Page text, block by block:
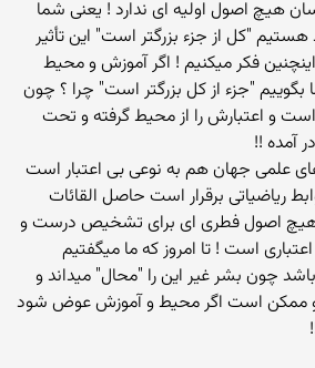
هیچ اصول اولیه ای ندارد ! یعنی شما
هستیم "کل از جزء بزرگتر است" این تأثیر
فکر میکنیم ! اگر آموزش و محیط
"جزء از کل بزرگتر است" چرا ؟ چون
و اعتبارش را از محیط گرفته و تحت
آمده !!
علمی جهان هم به نوعی بی اعتبار است
ریاضیاتی برقرار است حاصل القائات
اصول فطری ای برای تشخیص درست و
است ! تا امروز که ما میگفتیم
باشد چون بشر غیر این را "محال" میداند و
و ممکن است اگر محیط و آموزش عوض شود